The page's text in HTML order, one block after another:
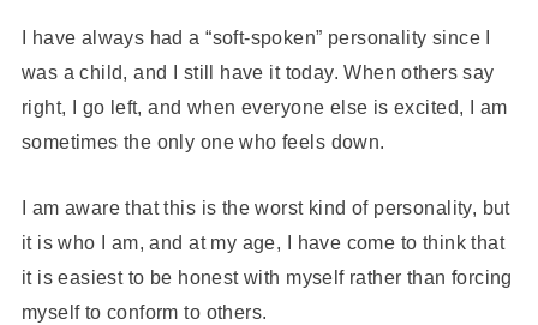
I have always had a “soft-spoken” personality since I
was a child, and I still have it today. When others say
right, I go left, and when everyone else is excited, I am
sometimes the only one who feels down.
I am aware that this is the worst kind of personality, but
it is who I am, and at my age, I have come to think that
it is easiest to be honest with myself rather than forcing
myself to conform to others.